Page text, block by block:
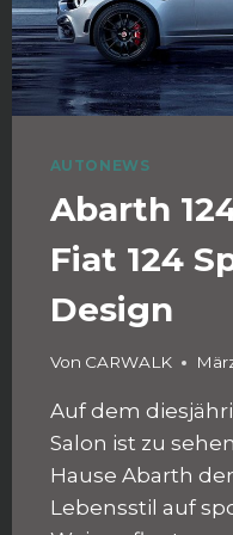
AUTONEWS
Abarth
Fiat 124
Design
Von CARWALK
Auf dem
Salon ist zu
Hause Abarth
Lebensstil auf